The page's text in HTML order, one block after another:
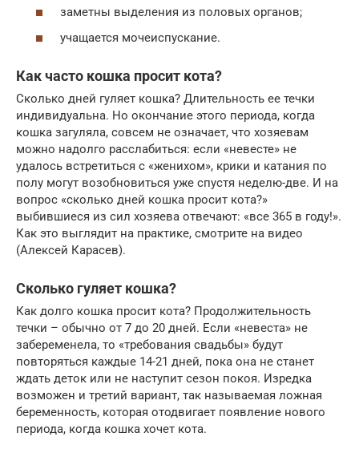
заметны выделения из половых органов;
учащается мочеиспускание.
Как часто кошка просит кота?
Сколько дней гуляет кошка? Длительность ее течки
индивидуальна. Но окончание этого периода, когда
кошка загуляла, совсем не означает, что хозяевам
можно надолго расслабиться: если «невесте» не
удалось встретиться с «женихом», крики и катания по
полу могут возобновиться уже спустя неделю-две. И на
вопрос «сколько дней кошка просит кота?»
выбившиеся из сил хозяева отвечают: «все 365 в году!».
Как это выглядит на практике, смотрите на видео
(Алексей Карасев).
Сколько гуляет кошка?
Как долго кошка просит кота? Продолжительность
течки – обычно от 7 до 20 дней. Если «невеста» не
забеременела, то «требования свадьбы» будут
повторяться каждые 14-21 дней, пока она не станет
ждать деток или не наступит сезон покоя. Изредка
возможен и третий вариант, так называемая ложная
беременность, которая отодвигает появление нового
периода, когда кошка хочет кота.